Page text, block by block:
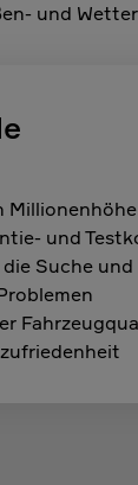
und
und
Suche und